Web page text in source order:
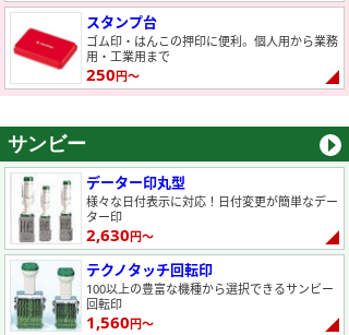
スタンプ台
ゴム印・はんこの押印に便利。個人用から業務
用・工業用まで
250円～
サンビー
データー印丸型
様々な日付表示に対応！日付変更が簡単なデー
ター印
2,630円～
テクノタッチ回転印
100以上の豊富な機種から選択できるサンビー
回転印
1,560円～